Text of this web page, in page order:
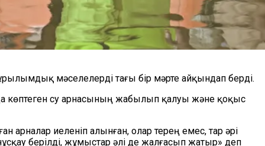
мәселелерді тағы бір мәрте айқындап берді.
көптеген су арнасының жабылып қалуы және қоқыс
арналар иеленіп алынған, олар терең емес, тар әрі
берілді, жұмыстар әлі де жалғасып жатыр» деп